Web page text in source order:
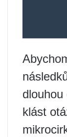
klást